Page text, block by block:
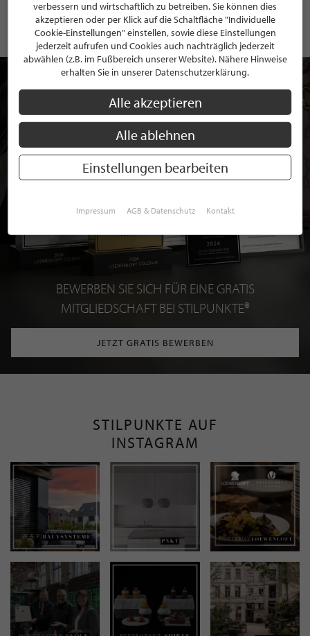
BEWERBEN SIE SICH FÜR EINE GRATIS
MITGLIEDSCHAFT BEI STILPUNKTE®
JETZT GRATIS BEWERBEN
STILPUNKTE AUF
INSTAGRAM
verbessern und wirtschaftlich zu betreiben. Sie können dies
akzeptieren oder per Klick auf die Schaltfläche "Individuelle
Cookie-Einstellungen" einstellen, sowie diese Einstellungen
jederzeit aufrufen und Cookies auch nachträglich jederzeit
abwählen (z.B. im Fußbereich unserer Website). Nähere Hinweise
erhalten Sie in unserer Datenschutzerklärung.
Alle akzeptieren
Alle ablehnen
Einstellungen bearbeiten
Impressum AGB & Datenschutz Kontakt